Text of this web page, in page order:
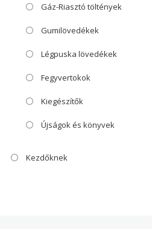
Gáz-Riasztó töltények
Gumilövedékek
Légpuska lövedékek
Fegyvertokok
Kiegészítők
Újságok és könyvek
Kezdőknek